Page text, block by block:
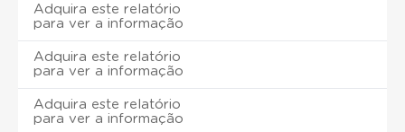
Adquira este relatório
para ver a informação
Adquira este relatório
para ver a informação
Adquira este relatório
para ver a informação